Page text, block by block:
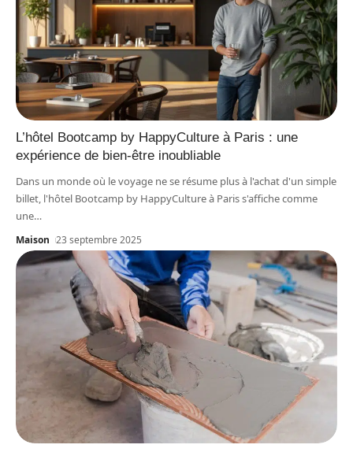
L’hôtel Bootcamp by HappyCulture à Paris : une
expérience de bien-être inoubliable
Dans un monde où le voyage ne se résume plus à l'achat d'un simple
billet, l'hôtel Bootcamp by HappyCulture à Paris s'affiche comme
une…
Maison 23 septembre 2025